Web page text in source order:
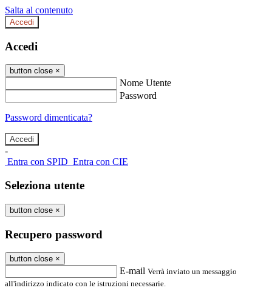
Salta al contenuto
Accedi
Accedi
button close ×
Nome Utente
Password
Password dimenticata?
-
Entra con SPID Entra con CIE
Seleziona utente
button close ×
Recupero password
button close ×
E-mail Verrà inviato un messaggio
all'indirizzo indicato con le istruzioni necessarie.